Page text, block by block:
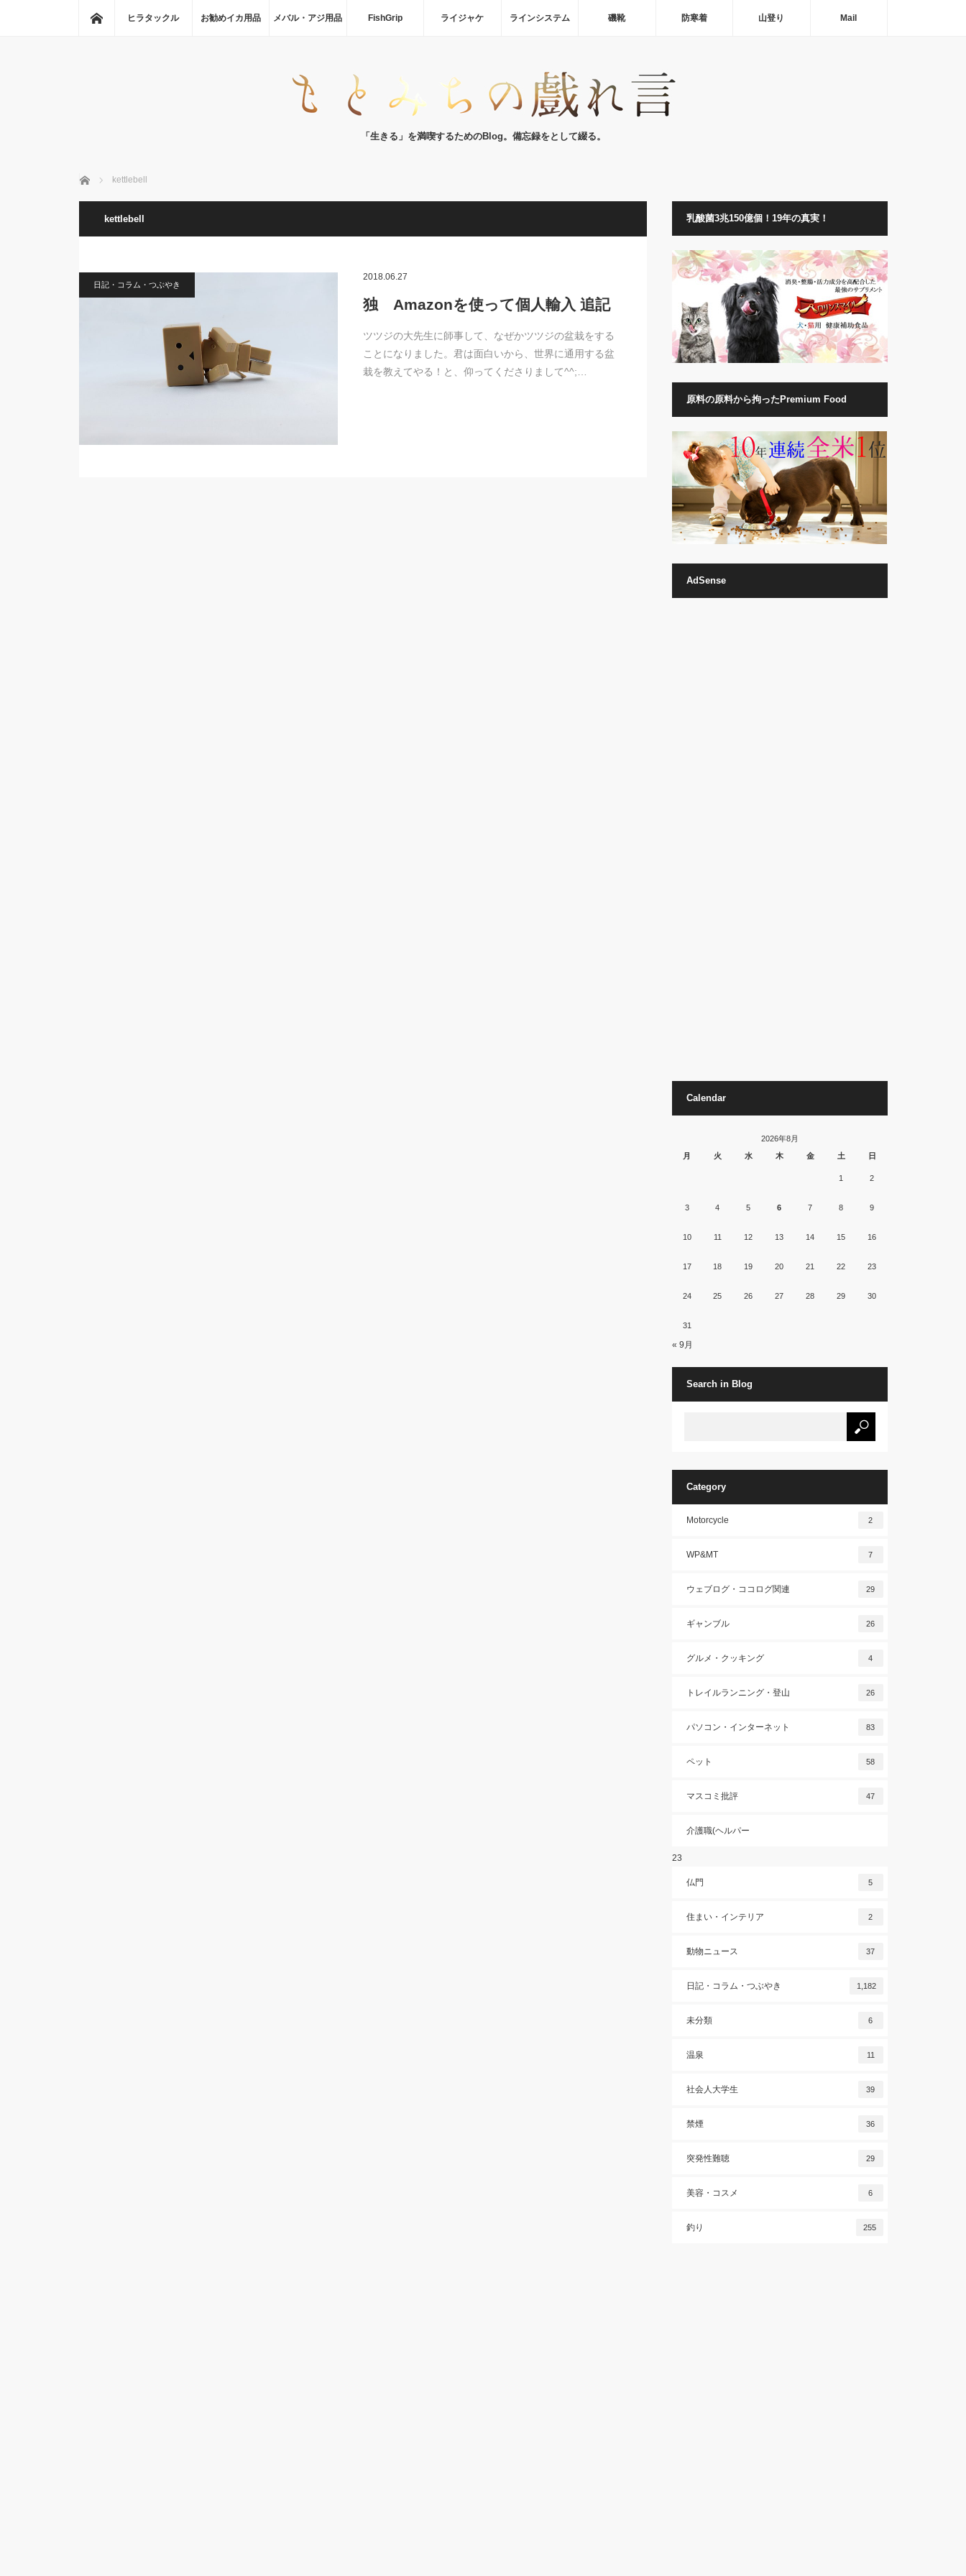
ホーム
ヒラタックル お勧めイカ用品 メバル・アジ用品 FishGrip ライジャケ ラインシステム 磯靴 防寒着 山登り Mail
「生きる」を満喫するためのBlog。備忘録をとして綴る。
ホーム kettlebell
kettlebell
日記・コラム・つぶやき
2018.06.27
独 Amazonを使って個人輸入 追記
ツツジの大先生に師事して、なぜかツツジの盆栽をする
ことになりました。君は面白いから、世界に通用する盆
栽を教えてやる！と、仰ってくださりまして^^;…
乳酸菌3兆150億個！19年の真実！
原料の原料から拘ったPremium Food
AdSense
Calendar
2026年8月
月
火 水 木 金 土 日
1 2
3 4 5 6 7 8 9
10 11 12 13 14 15 16
17 18 19 20 21 22 23
24 25 26 27 28 29 30
31
« 9月
Search in Blog
Category
Motorcycle 2
WP&MT 7
ウェブログ・ココログ関連 29
ギャンブル 26
グルメ・クッキング 4
トレイルランニング・登山 26
パソコン・インターネット 83
ペット 58
マスコミ批評 47
介護職(ヘルパー
23
仏門 5
住まい・インテリア 2
動物ニュース 37
日記・コラム・つぶやき 1,182
未分類 6
温泉 11
社会人大学生 39
禁煙 36
突発性難聴 29
美容・コスメ 6
釣り 255